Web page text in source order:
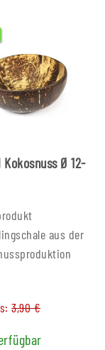
Kokosnuss Ø 12-
aus der
3,90 €